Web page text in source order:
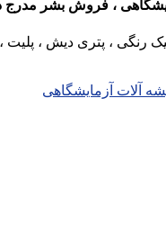
، فروش بشر مدرج
، پتری دیش ، پلیت
آلات آزمایشگاهی